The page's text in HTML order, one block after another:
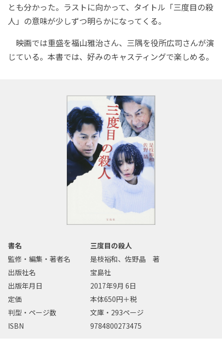
とも分かった。ラストに向かって、タイトル「三度目の殺
人」の意味が少しずつ明らかになってくる。
映画では重盛を福山雅治さん、三隅を役所広司さんが演
じている。本書では、好みのキャスティングで楽しめる。
書名
三度目の殺人
監修・編集・著者名
是枝裕和、佐野晶 著
出版社名
宝島社
出版年月日
2017年9月 6日
定価
本体650円＋税
判型・ページ数
文庫・293ページ
ISBN
9784800273475